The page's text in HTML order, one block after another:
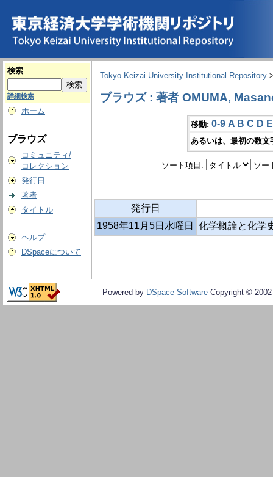
検索
詳細検索
ホーム
ブラウズ
コミュニティ/
コレクション
発行日
著者
タイトル
ヘルプ
DSpaceについて
Tokyo Keizai University Institutional Repository
ブラウズ : 著者 OMUMA,
移動: 0-9 A B C D E
あるいは、最初の数
ソート項目: ソー
発行日
1958年11月5日水曜日
化学概論と化学
Powered by DSpace Software Copyright ©